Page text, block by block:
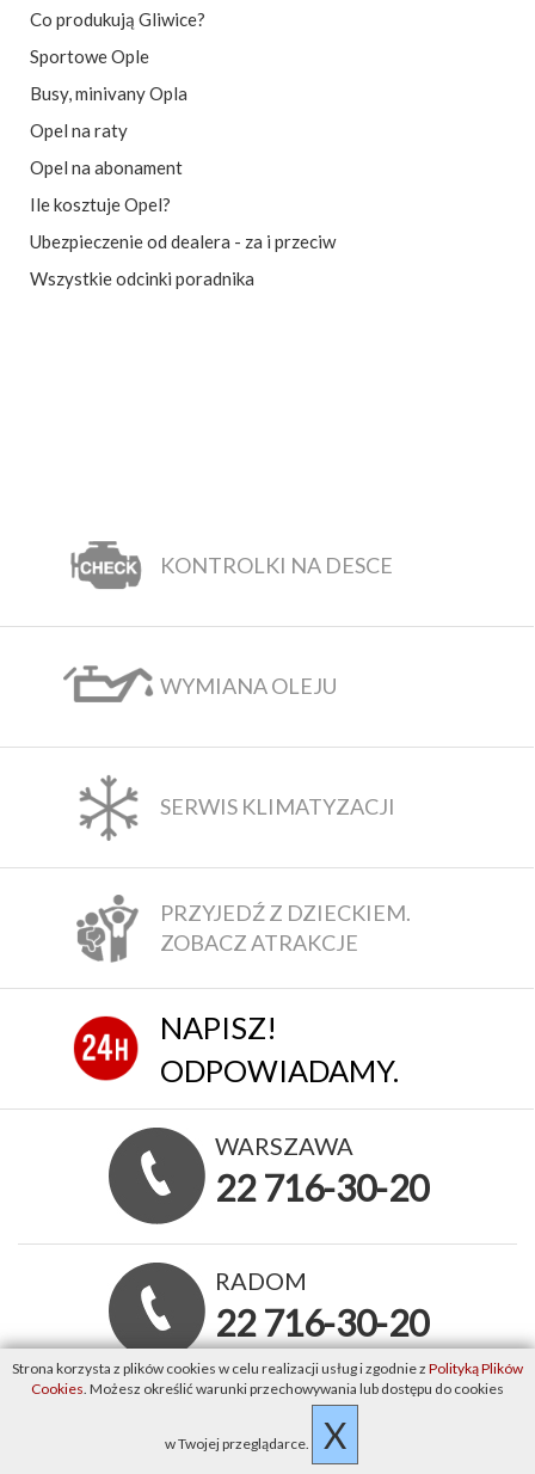
Co produkują Gliwice?
Sportowe Ople
Busy, minivany Opla
Opel na raty
Opel na abonament
Ile kosztuje Opel?
Ubezpieczenie od dealera - za i przeciw
Wszystkie odcinki poradnika
KONTROLKI NA DESCE
WYMIANA OLEJU
SERWIS KLIMATYZACJI
PRZYJEDŹ Z DZIECKIEM.
ZOBACZ ATRAKCJE
NAPISZ!
ODPOWIADAMY.
WARSZAWA
22 716-30-20
RADOM
22 716-30-20
Warszawa
Salon BAIC, Changan, KGM SsangYong,
Strona korzysta z plików cookies w celu realizacji usług i zgodnie z Polityką Plików
Cookies. Możesz określić warunki przechowywania lub dostępu do cookies
w Twojej przeglądarce. X